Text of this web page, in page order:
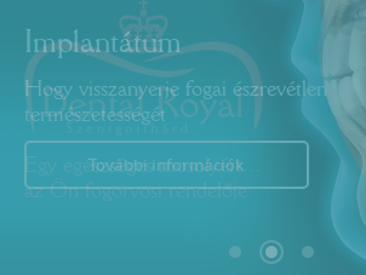
Egy egészséges mosolyért...
az Ön fogorvosi rendelője
Implantátum
Hogy visszanyerje fogai észrevétlen
természetességét
További információk
Fájdalommentes esztétikai beavatkozások
Ajánlatkérés